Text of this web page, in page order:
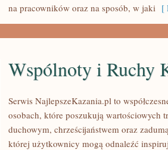
na pracowników oraz na sposób, w jaki [
Wspólnoty i Ruchy
Serwis NajlepszeKazania.pl to
osobach, które poszukują wartościowych
duchowym, chrześcijaństwem oraz
której użytkownicy mogą odnaleźć